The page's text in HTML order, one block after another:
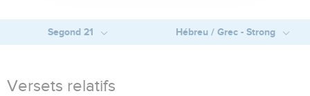
Segond 21 Hébreu / Grec - Strong
Versets relatifs